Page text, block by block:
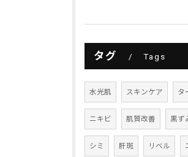
タグ Tags
水光肌 スキンケア タ
ニキビ 肌質改善 黒ず
シミ 肝斑 リベル